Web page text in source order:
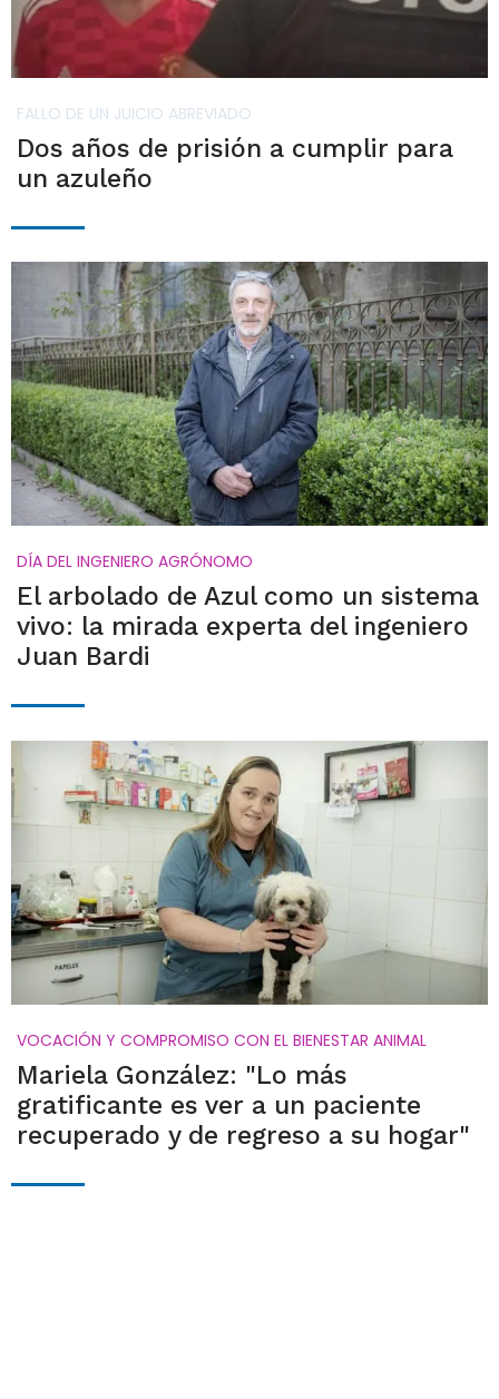
FALLO DE UN JUICIO ABREVIADO
Dos años de prisión a cumplir para
un azuleño
DÍA DEL INGENIERO AGRÓNOMO
El arbolado de Azul como un sistema
vivo: la mirada experta del ingeniero
Juan Bardi
VOCACIÓN Y COMPROMISO CON EL BIENESTAR ANIMAL
Mariela González: "Lo más
gratificante es ver a un paciente
recuperado y de regreso a su hogar"